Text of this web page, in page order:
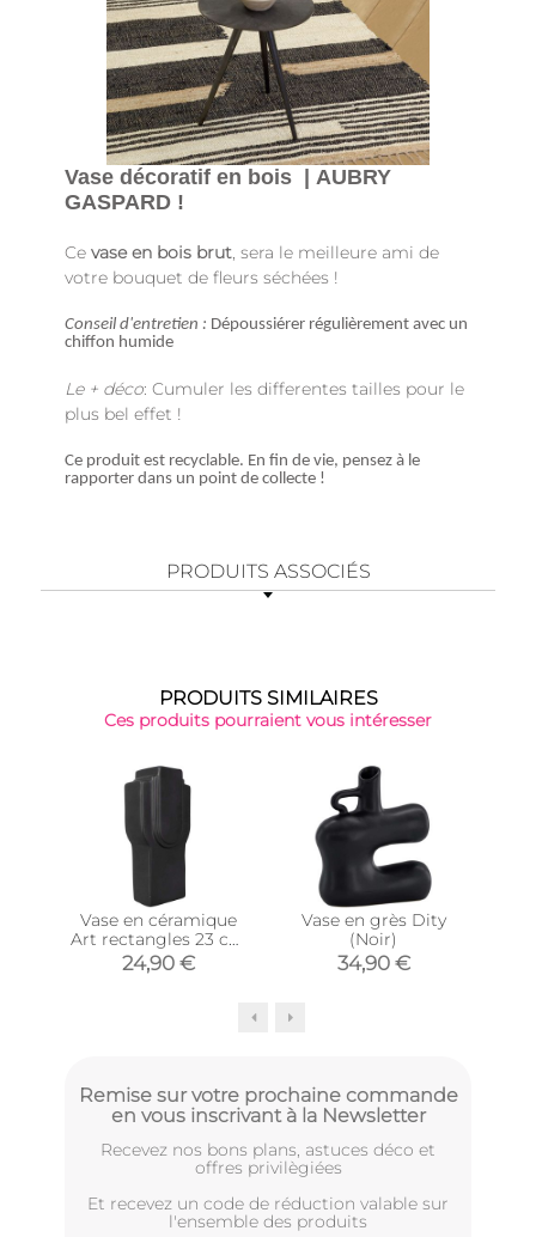
Vase décoratif en bois | AUBRY
GASPARD !
Ce vase en bois brut, sera le meilleure ami de
votre bouquet de fleurs séchées !
Conseil d'entretien : Dépoussiérer régulièrement avec un
chiffon humide
Le + déco: Cumuler les differentes tailles pour le
plus bel effet !
Ce produit est recyclable. En fin de vie, pensez à le
rapporter dans un point de collecte !
PRODUITS ASSOCIÉS
PRODUITS SIMILAIRES
Ces produits pourraient vous intéresser
Vase en céramique
Art rectangles 23 cm
(Noir)
24,90 €
Vase en grès Dity
(Noir)
34,90 €
Remise sur votre prochaine commande
en vous inscrivant à la Newsletter
Recevez nos bons plans, astuces déco et
offres privilègiées
Et recevez un code de réduction valable sur
l'ensemble des produits